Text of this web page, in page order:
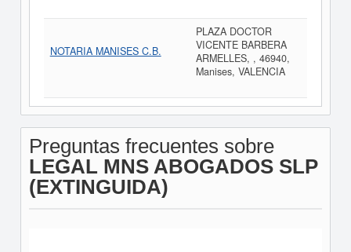
NOTARIA MANISES C.B.
PLAZA DOCTOR
VICENTE BARBERA
ARMELLES, , 46940,
Manises, VALENCIA
Preguntas frecuentes sobre
LEGAL MNS ABOGADOS SLP
(EXTINGUIDA)